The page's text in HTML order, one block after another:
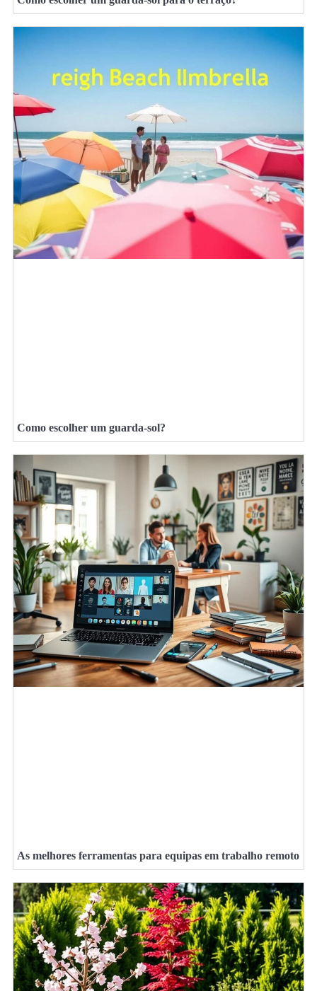
Como escolher um guarda-sol?
As melhores ferramentas para equipas em trabalho remoto